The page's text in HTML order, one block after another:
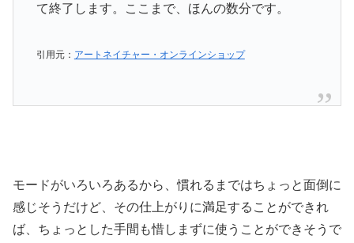
て終了します。ここまで、ほんの数分です。
引用元： アートネイチャー・オンラインショップ
モードがいろいろあるから、慣れるまではちょっと面倒に
感じそうだけど、その仕上がりに満足することができれ
ば、ちょっとした手間も惜しまずに使うことができそうで